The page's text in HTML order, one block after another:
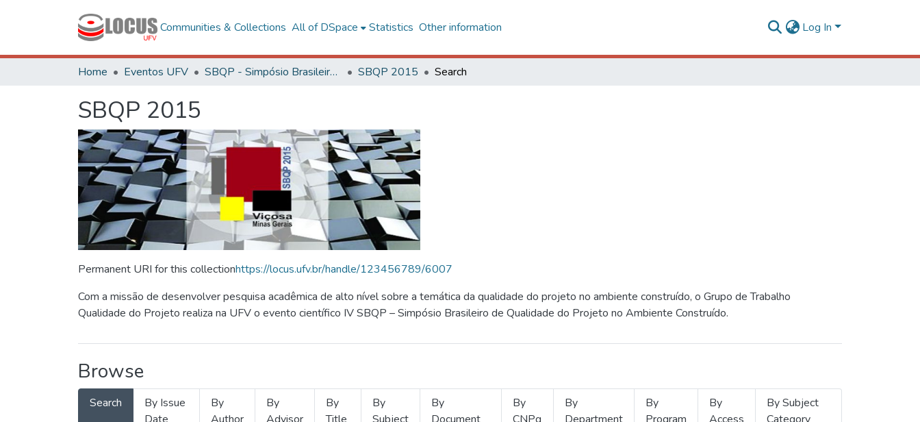
Communities & Collections All of DSpace Statistics Other information Log In
Home Eventos UFV SBQP - Simpósio Brasileiro de Qualidade do Projeto no Ambiente Construído SBQP 2015 Search
SBQP 2015
Permanent URI for this collectionhttps://locus.ufv.br/handle/123456789/6007
Com a missão de desenvolver pesquisa acadêmica de alto nível sobre a temática da qualidade do projeto no ambiente construído, o Grupo de Trabalho
Qualidade do Projeto realiza na UFV o evento científico IV SBQP – Simpósio Brasileiro de Qualidade do Projeto no Ambiente Construído.
Browse
Search
By Issue
By
By
By
By
By
By
By
By
By
By Subject